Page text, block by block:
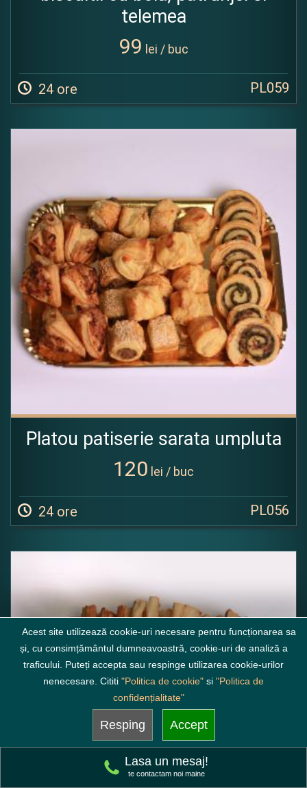
telemea
99 lei / buc
24 ore PL059
Platou patiserie sarata umpluta
120 lei / buc
24 ore PL056
Acest site utilizează cookie-uri necesare pentru funcționarea sa
și, cu consimțământul dumneavoastră, cookie-uri de analiză a
traficului. Puteți accepta sau respinge utilizarea cookie-urilor
nenecesare. Cititi "Politica de cookie" si "Politica de
confidențialitate"
Resping Accept
Lasa un mesaj!
te contactam noi maine